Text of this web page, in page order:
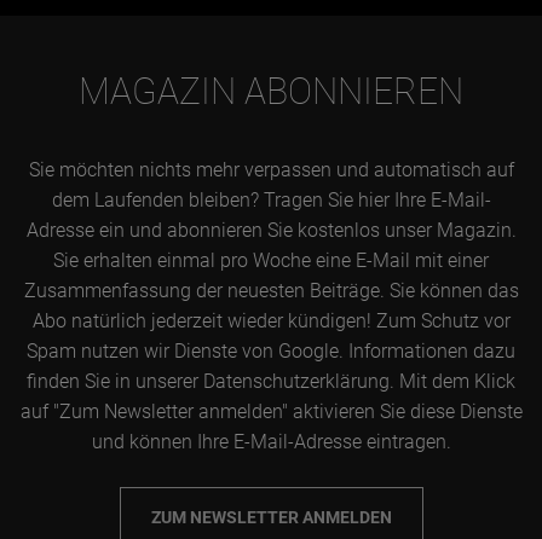
MAGAZIN ABONNIEREN
Sie möchten nichts mehr verpassen und automatisch auf
dem Laufenden bleiben? Tragen Sie hier Ihre E-Mail-
Adresse ein und abonnieren Sie kostenlos unser Magazin.
Sie erhalten einmal pro Woche eine E-Mail mit einer
Zusammenfassung der neuesten Beiträge. Sie können das
Abo natürlich jederzeit wieder kündigen! Zum Schutz vor
Spam nutzen wir Dienste von Google. Informationen dazu
finden Sie in unserer Datenschutzerklärung. Mit dem Klick
auf "Zum Newsletter anmelden" aktivieren Sie diese Dienste
und können Ihre E-Mail-Adresse eintragen.
ZUM NEWSLETTER ANMELDEN